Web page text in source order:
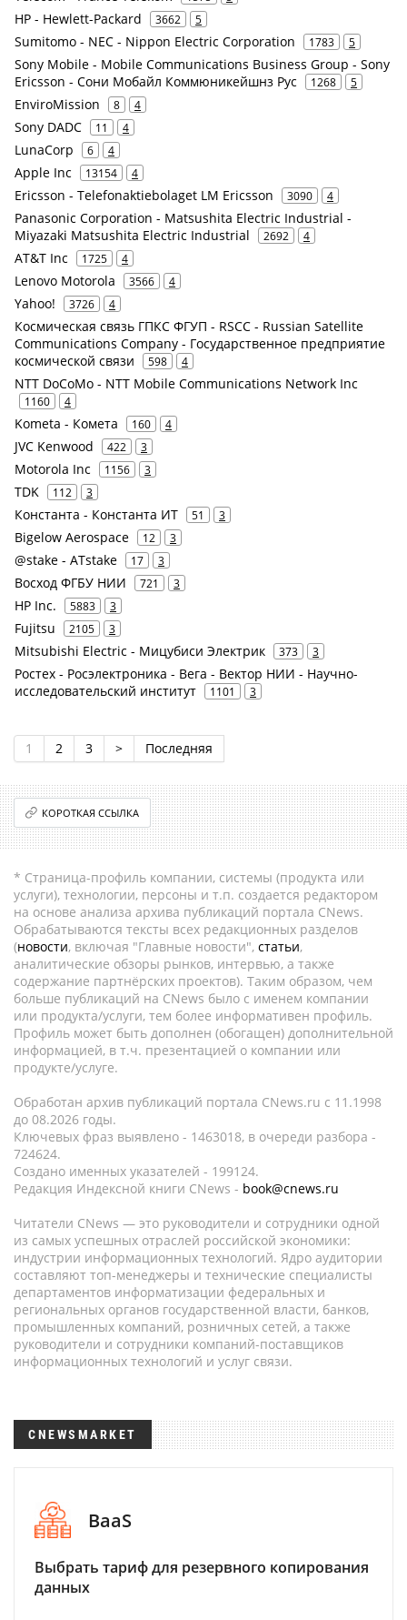
HP - Hewlett-Packard 3662 5
Sumitomo - NEC - Nippon Electric Corporation 1783 5
Sony Mobile - Mobile Communications Business Group - Sony
Ericsson - Сони Мобайл Коммюникейшнз Рус
1268 5
EnviroMission 8 4
Sony DADC 11 4
LunaCorp 6 4
Apple Inc 13154 4
Ericsson - Telefonaktiebolaget LM Ericsson 3090 4
Panasonic Corporation - Matsushita Electric Industrial -
Miyazaki Matsushita Electric Industrial
2692 4
AT&T Inc 1725 4
Lenovo Motorola 3566 4
Yahoo! 3726 4
Космическая связь ГПКС ФГУП - RSCC - Russian Satellite
Communications Company - Государственное предприятие
космической связи
598 4
NTT DoCoMo - NTT Mobile Communications Network Inc
1160 4
Kometa - Комета 160 4
JVC Kenwood 422 3
Motorola Inc 1156 3
TDK 112 3
Константа - Константа ИТ 51 3
Bigelow Aerospace 12 3
@stake - ATstake 17 3
Восход ФГБУ НИИ 721 3
HP Inc. 5883 3
Fujitsu 2105 3
Mitsubishi Electric - Мицубиси Электрик 373 3
Ростех - Росэлектроника - Вега - Вектор НИИ - Научно-
исследовательский институт
1101 3
1 2 3 > Последняя
КОРОТКАЯ ССЫЛКА
* Страница-профиль компании, системы (продукта или
услуги), технологии, персоны и т.п. создается редактором
на основе анализа архива публикаций портала CNews.
Обрабатываются тексты всех редакционных разделов
(новости, включая "Главные новости", статьи,
аналитические обзоры рынков, интервью, а также
содержание партнёрских проектов). Таким образом, чем
больше публикаций на CNews было с именем компании
или продукта/услуги, тем более информативен профиль.
Профиль может быть дополнен (обогащен) дополнительной
информацией, в т.ч. презентацией о компании или
продукте/услуге.
Обработан архив публикаций портала CNews.ru c 11.1998
до 08.2026 годы.
Ключевых фраз выявлено - 1463018, в очереди разбора -
724624.
Создано именных указателей - 199124.
Редакция Индексной книги CNews - book@cnews.ru
Читатели CNews — это руководители и сотрудники одной
из самых успешных отраслей российской экономики:
индустрии информационных технологий. Ядро аудитории
составляют топ-менеджеры и технические специалисты
департаментов информатизации федеральных и
региональных органов государственной власти, банков,
промышленных компаний, розничных сетей, а также
руководители и сотрудники компаний-поставщиков
информационных технологий и услуг связи.
CNEWSMARKET
BaaS
Выбрать тариф для резервного копирования
данных